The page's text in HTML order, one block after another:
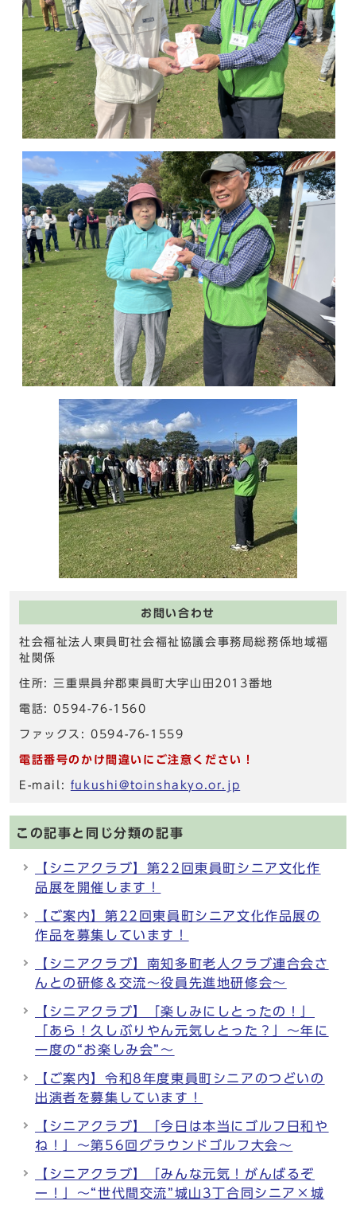
お問い合わせ
社会福祉法人東員町社会福祉協議会事務局総務係地域福
祉関係
住所: 三重県員弁郡東員町大字山田2013番地
電話: 0594-76-1560
ファックス: 0594-76-1559
電話番号のかけ間違いにご注意ください！
E-mail: fukushi@toinshakyo.or.jp
この記事と同じ分類の記事
【シニアクラブ】第22回東員町シニア文化作
品展を開催します！
【ご案内】第22回東員町シニア文化作品展の
作品を募集しています！
【シニアクラブ】南知多町老人クラブ連合会さ
んとの研修＆交流～役員先進地研修会～
【シニアクラブ】「楽しみにしとったの！」
「あら！久しぶりやん元気しとった？」～年に
一度の“お楽しみ会”～
【ご案内】令和8年度東員町シニアのつどいの
出演者を募集しています！
【シニアクラブ】「今日は本当にゴルフ日和や
ね！」～第56回グラウンドゴルフ大会～
【シニアクラブ】「みんな元気！がんばるぞ
ー！」～“世代間交流”城山3丁合同シニア×城